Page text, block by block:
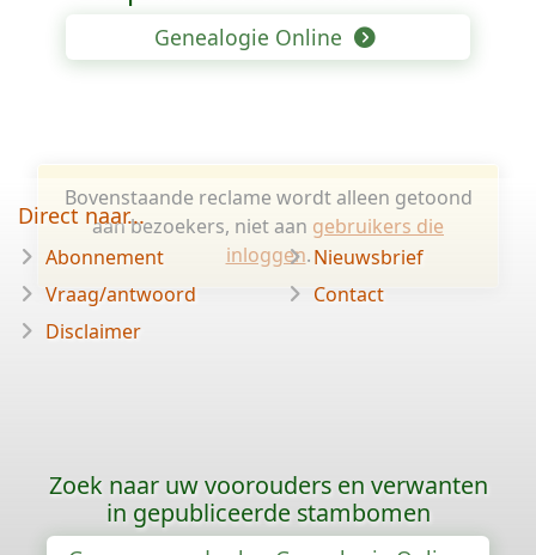
Genealogie Online
Bovenstaande reclame wordt alleen getoond
aan bezoekers, niet aan gebruikers die
inloggen.
Direct naar...
Abonnement
Vraag/antwoord
Disclaimer
Nieuwsbrief
Contact
Zoek naar uw voorouders en verwanten
in gepubliceerde stambomen